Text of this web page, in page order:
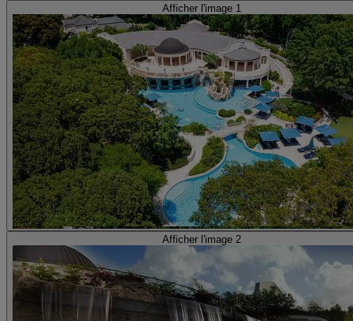
Afficher l'image 1
Afficher l'image 2